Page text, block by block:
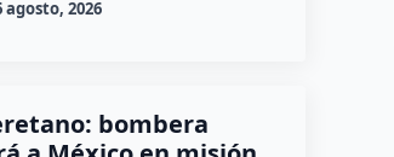
agosto, 2026
bombera